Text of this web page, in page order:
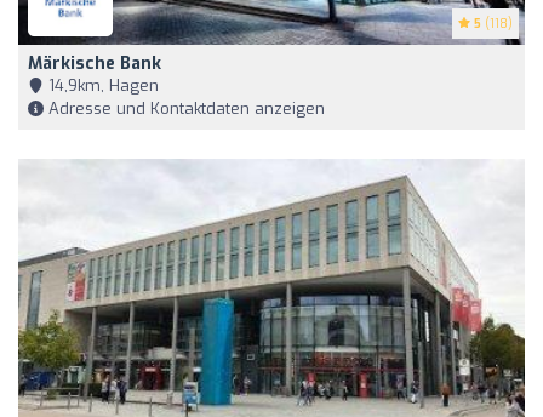
5 (118)
Märkische Bank
14,9km, Hagen
Adresse und Kontaktdaten anzeigen